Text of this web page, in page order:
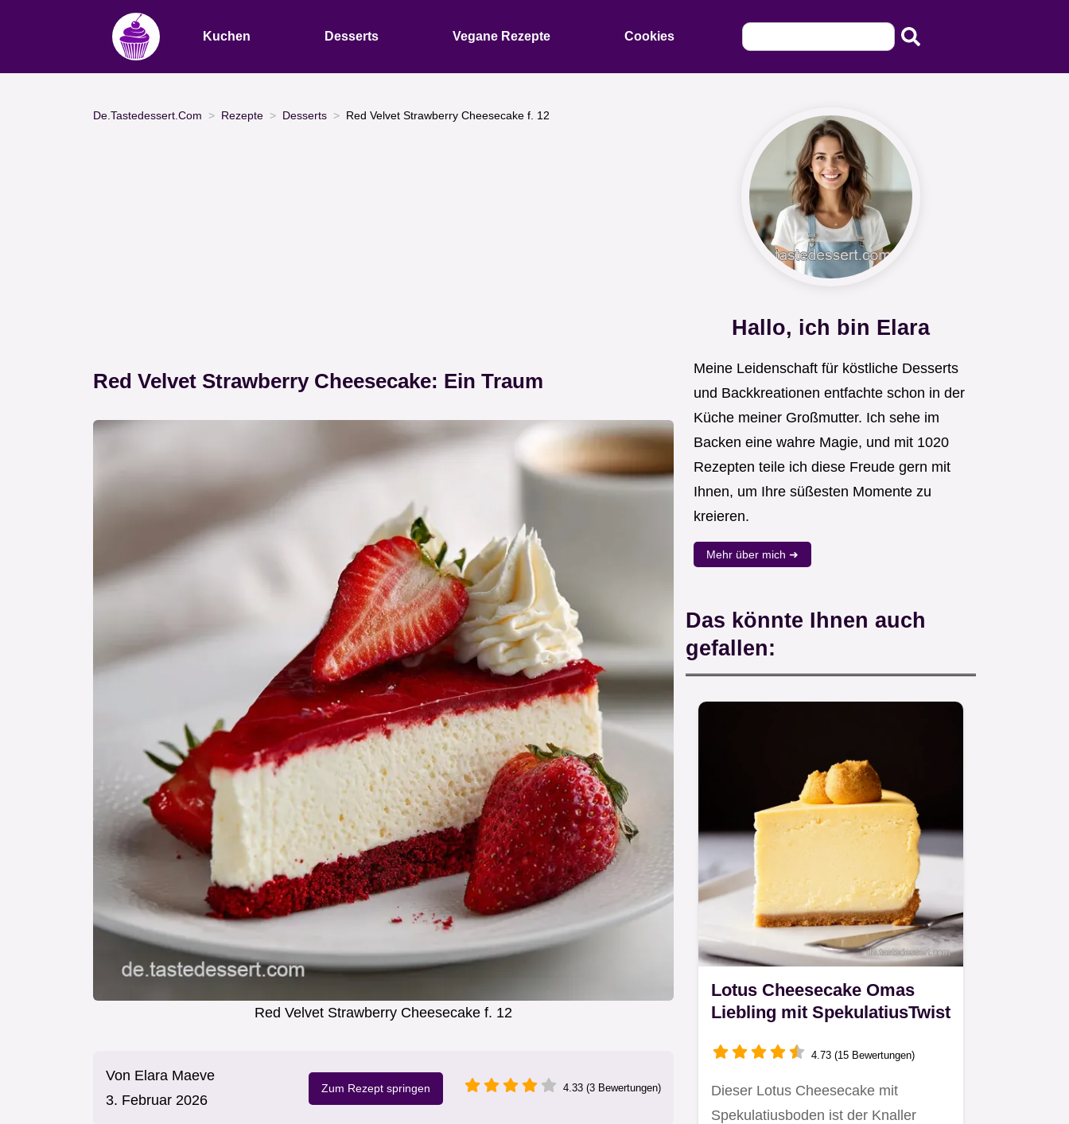
Kuchen Desserts Vegane Rezepte Cookies
De.Tastedessert.Com Rezepte Desserts Red Velvet Strawberry Cheesecake f. 12
Red Velvet Strawberry Cheesecake: Ein Traum
Red Velvet Strawberry Cheesecake f. 12
Von Elara Maeve
3. Februar 2026
Zum Rezept springen 4.33 (3 Bewertungen)
Hallo, ich bin Elara
Meine Leidenschaft für köstliche Desserts
und Backkreationen entfachte schon in der
Küche meiner Großmutter. Ich sehe im
Backen eine wahre Magie, und mit 1020
Rezepten teile ich diese Freude gern mit
Ihnen, um Ihre süßesten Momente zu
kreieren.
Mehr über mich ➜
Das könnte Ihnen auch
gefallen:
Lotus Cheesecake Omas
Liebling mit SpekulatiusTwist
4.73 (15 Bewertungen)
Dieser Lotus Cheesecake mit
Spekulatiusboden ist der Knaller